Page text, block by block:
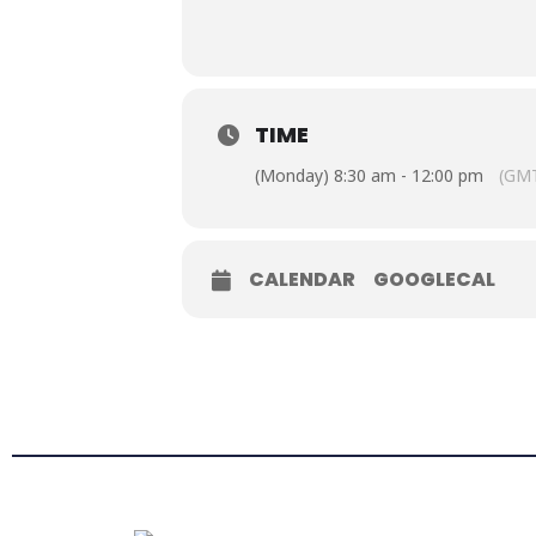
TIME
(Monday) 8:30 am - 12:00 pm
CALENDAR GOOGLECAL